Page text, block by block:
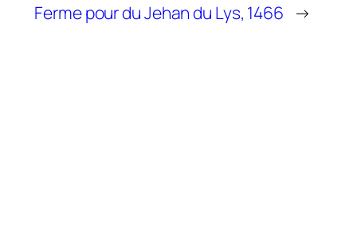
Ferme pour du Jehan du Lys, 1466 →